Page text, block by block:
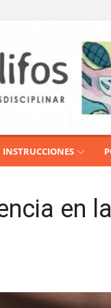
INSTRUCCIONES
en